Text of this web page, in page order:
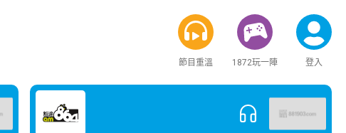
節目重溫 1872玩一陣 登入